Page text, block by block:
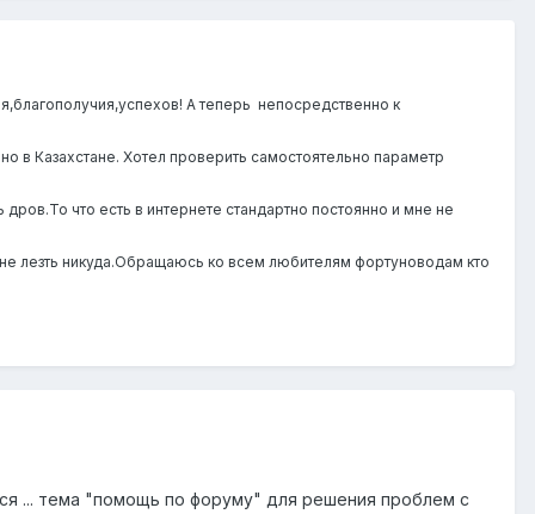
А теперь непосредственно к
в Казахстане. Хотел проверить самостоятельно параметр
что есть в интернете стандартно постоянно и мне не
лезть никуда.Обращаюсь ко всем любителям фортуноводам кто
... тема "помощь по форуму" для решения проблем с